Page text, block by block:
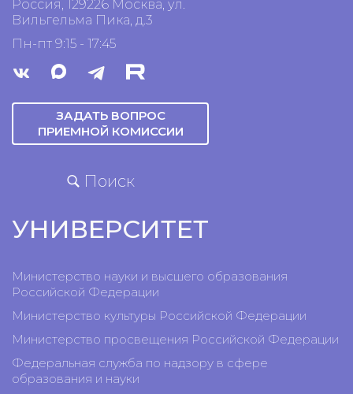
Россия, 129226 Москва, ул.
Вильгельма Пика, д.3
Пн-пт 9:15 - 17:45
ЗАДАТЬ ВОПРОС
ПРИЕМНОЙ КОМИССИИ
Поиск
УНИВЕРСИТЕТ
Министерство науки и высшего образования
Российской Федерации
Министерство культуры Российской Федерации
Министерство просвещения Российской Федерации
Федеральная служба по надзору в сфере
образования и науки